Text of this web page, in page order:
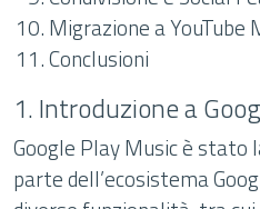
Migrazione a YouTube
Conclusioni
1. Introduzione a
Google Play Music è stato
parte dell’ecosistema